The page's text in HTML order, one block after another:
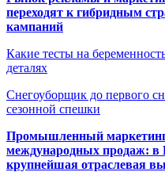
переходят к гибридным
кампаний
Какие тесты на
деталях
Снегоуборщик до первого
сезонной спешки
Промышленный маркетинг
международных продаж: в
крупнейшая отраслевая